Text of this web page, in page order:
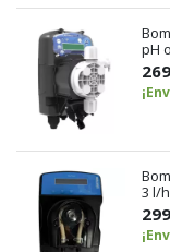
pH
3 l/